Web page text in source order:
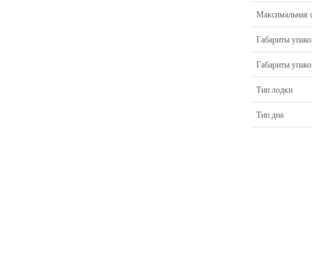
Максимальная
Габариты
Габариты
Тип лодки
Тип дна